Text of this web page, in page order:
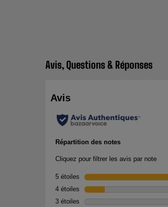
Avis, Questions & Réponses